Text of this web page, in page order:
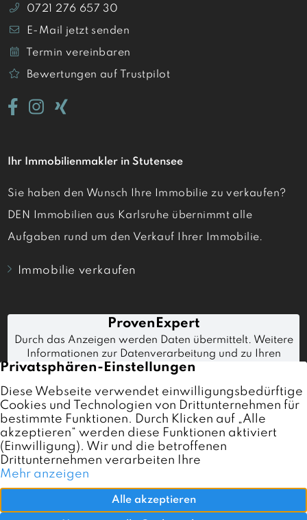
0721 276 657 30
E-Mail jetzt senden
Termin vereinbaren
Bewertungen auf Trustpilot
Ihr Immobilienmakler in Stutensee
Sie haben den Wunsch Ihre Immobilie zu verkaufen?
DEN Immobilien aus Karlsruhe übernimmt alle
Aufgaben rund um den Verkauf Ihrer Immobilie.
Immobilie verkaufen
Immobilien
Referenzen
Verkaufen